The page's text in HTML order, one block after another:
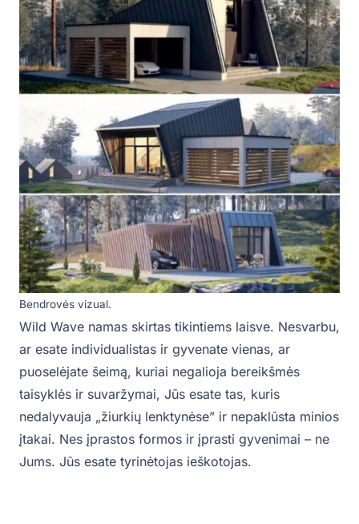
Bendrovės vizual.
Wild Wave namas skirtas tikintiems laisve. Nesvarbu,
ar esate individualistas ir gyvenate vienas, ar
puoselėjate šeimą, kuriai negalioja bereikšmės
taisyklės ir suvaržymai, Jūs esate tas, kuris
nedalyvauja „žiurkių lenktynėse” ir nepaklūsta minios
įtakai. Nes įprastos formos ir įprasti gyvenimai – ne
Jums. Jūs esate tyrinėtojas ieškotojas.